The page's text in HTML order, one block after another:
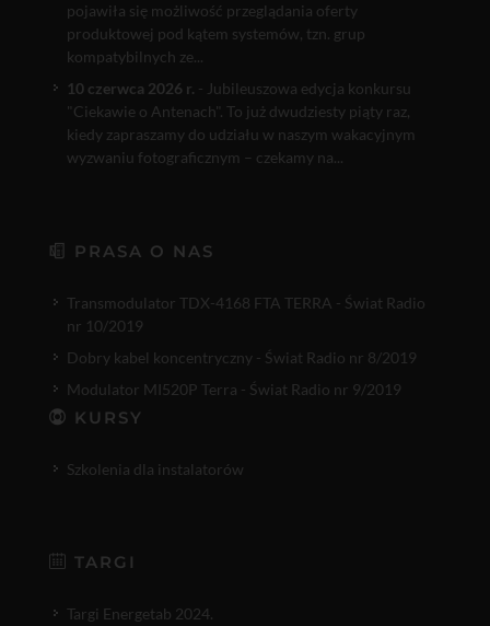
pojawiła się możliwość przeglądania oferty
produktowej pod kątem systemów, tzn. grup
kompatybilnych ze...
10 czerwca 2026 r. - Jubileuszowa edycja konkursu
"Ciekawie o Antenach". To już dwudziesty piąty raz,
kiedy zapraszamy do udziału w naszym wakacyjnym
wyzwaniu fotograficznym – czekamy na...
PRASA O NAS
Transmodulator TDX-4168 FTA TERRA - Świat Radio
nr 10/2019
Dobry kabel koncentryczny - Świat Radio nr 8/2019
Modulator MI520P Terra - Świat Radio nr 9/2019
KURSY
Szkolenia dla instalatorów
TARGI
Targi Energetab 2024.